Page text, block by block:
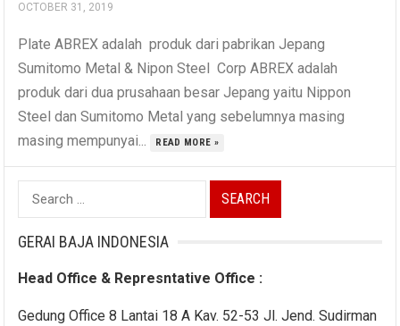
OCTOBER 31, 2019
Plate ABREX adalah produk dari pabrikan Jepang
Sumitomo Metal & Nipon Steel Corp ABREX adalah
produk dari dua prusahaan besar Jepang yaitu Nippon
Steel dan Sumitomo Metal yang sebelumnya masing
masing mempunyai...
READ MORE »
Search
for:
GERAI BAJA INDONESIA
Head Office & Represntative Office :
Gedung Office 8 Lantai 18 A Kav. 52-53 Jl. Jend. Sudirman